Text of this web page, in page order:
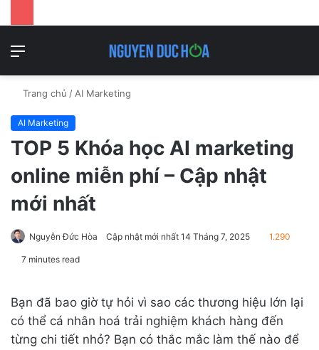
mục
Trang chủ /AI Marketing
AI Marketing
TOP 5 Khóa học AI marketing
online miễn phí – Cập nhật
mới nhất
Nguyễn Đức Hòa Cập nhật mới nhất 14 Tháng 7, 2025 1.290
7 minutes read
Bạn đã bao giờ tự hỏi vì sao các thương hiệu lớn lại
có thể cá nhân hoá trải nghiệm khách hàng đến
từng chi tiết nhỏ? Bạn có thắc mắc làm thế nào để